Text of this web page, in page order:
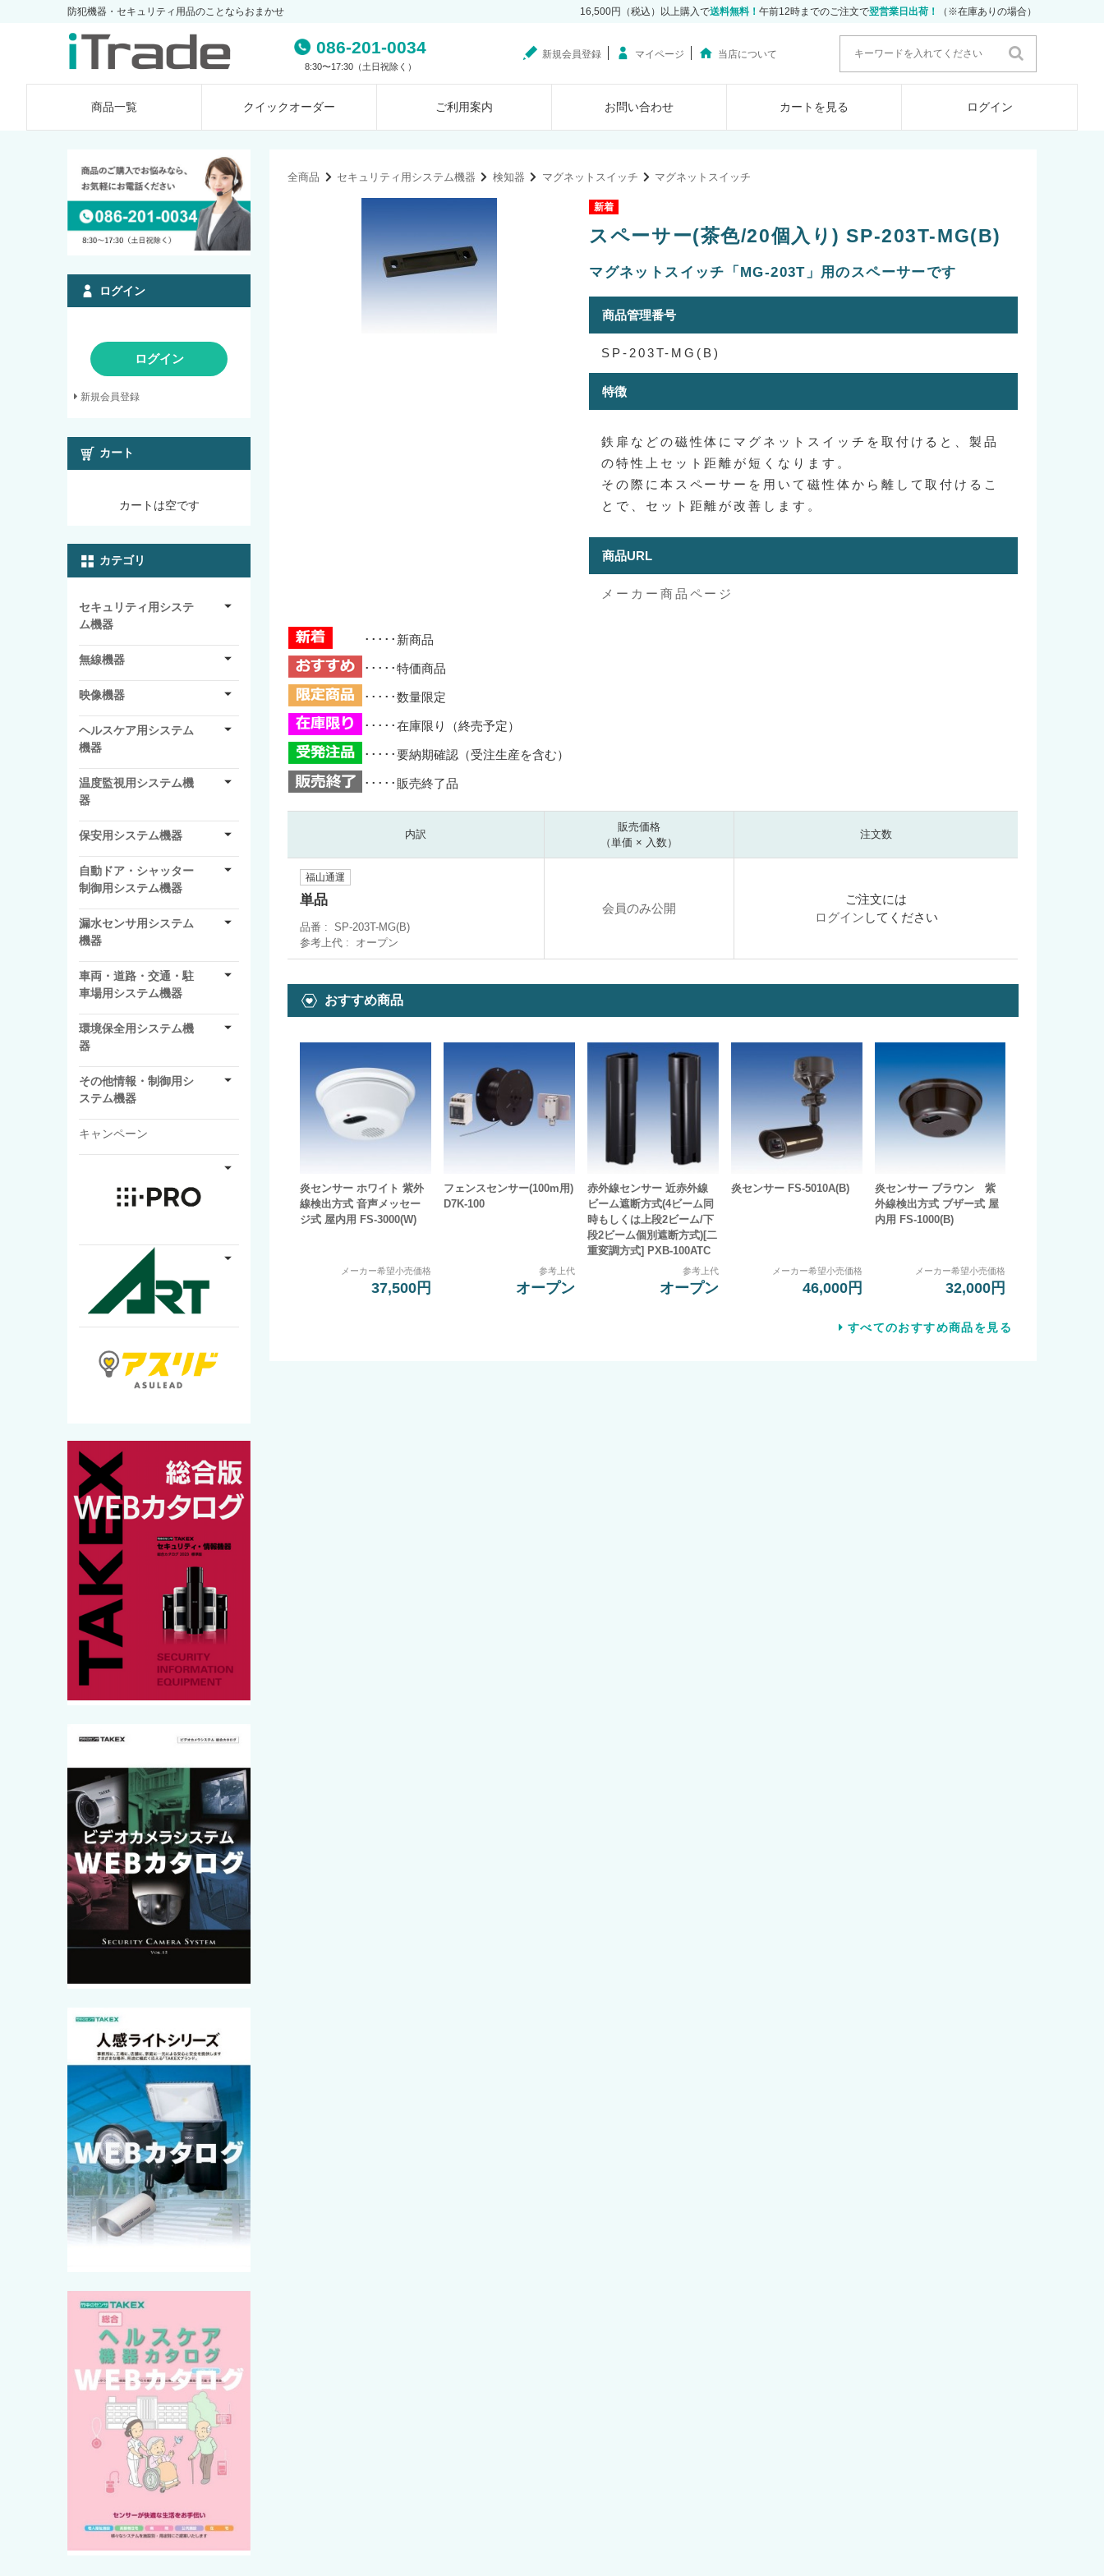
防犯機器・セキュリティ用品のことならおまかせ 16,500円（税込）以上購入で送料無料！ 午前12時までのご注文で翌営業日出荷！ （※在庫ありの場合）
086-201-0034
8:30〜17:30（土日祝除く）
新規会員登録 マイページ 当店について
商品一覧 クイックオーダー ご利用案内 お問い合わせ カートを見る ログイン
全商品 セキュリティ用システム機器 検知器 マグネットスイッチ マグネットスイッチ
スペーサー(茶色/20個入り) SP-203T-MG(B)
マグネットスイッチ「MG-203T」用のスペーサーです
商品管理番号
SP-203T-MG(B)
特徴
鉄扉などの磁性体にマグネットスイッチを取付けると、製品
の特性上セット距離が短くなります。
その際に本スペーサーを用いて磁性体から離して取付けるこ
とで、セット距離が改善します。
商品URL
メーカー商品ページ
･････新商品
･････特価商品
･････数量限定
･････在庫限り（終売予定）
･････要納期確認（受注生産を含む）
･････販売終了品
内訳
販売価格
（単価 × 入数）
注文数
福山通運
単品
品番
SP-203T-MG(B)
参考上代
オープン
会員のみ公開
ご注文には
ログイン してください
おすすめ商品
炎センサー ホワイト 紫外
線検出方式 音声メッセー
ジ式 屋内用 FS-3000(W)
メーカー希望小売価格
37,500円
フェンスセンサー(100m用)
D7K-100
参考上代
オープン
赤外線センサー 近赤外線
ビーム遮断方式(4ビーム同
時もしくは上段2ビーム/下
段2ビーム個別遮断方式)[二
重変調方式] PXB-100ATC
参考上代
オープン
炎センサー FS-5010A(B)
メーカー希望小売価格
46,000円
炎センサー ブラウン 紫
外線検出方式 ブザー式 屋
内用 FS-1000(B)
メーカー希望小売価格
32,000円
すべてのおすすめ商品を見る
ログイン
ログイン
新規会員登録
カート
カートは空です
カテゴリ
セキュリティ用システ
ム機器
無線機器
映像機器
ヘルスケア用システム
機器
温度監視用システム機
器
保安用システム機器
自動ドア・シャッター
制御用システム機器
漏水センサ用システム
機器
車両・道路・交通・駐
車場用システム機器
環境保全用システム機
器
その他情報・制御用シ
ステム機器
キャンペーン